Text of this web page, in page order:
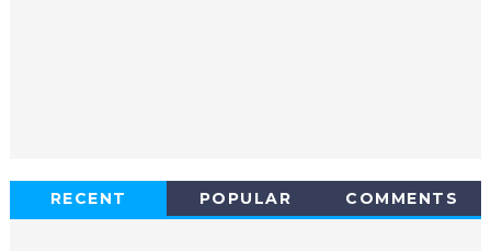
RECENT POPULAR COMMENTS